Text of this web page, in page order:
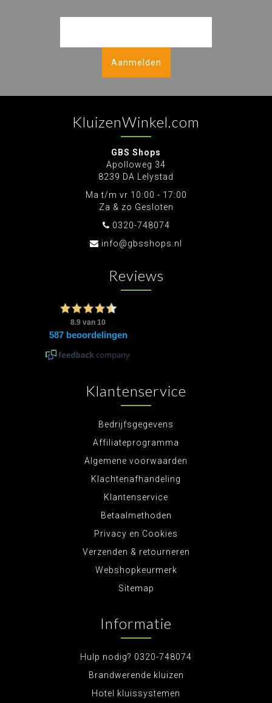
Aanmelden
KluizenWinkel.com
GBS Shops
Apolloweg 34
8239 DA Lelystad
Ma t/m vr 10:00 - 17:00
Za & zo Gesloten
0320-748074
info@gbsshops.nl
Reviews
Klantenservice
Bedrijfsgegevens
Affiliateprogramma
Algemene voorwaarden
Klachtenafhandeling
Klantenservice
Betaalmethoden
Privacy en Cookies
Verzenden & retourneren
Webshopkeurmerk
Sitemap
Informatie
Hulp nodig? 0320-748074
Brandwerende kluizen
Hotel kluissystemen